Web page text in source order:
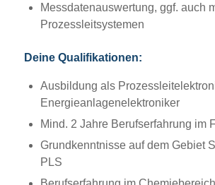
Messdatenauswertung, ggf. auch
Prozessleitsystemen
Deine Qualifikationen:
Ausbildung als
Energieanlagenelektroniker
Mind. 2 Jahre Berufserfahrung im
Grundkenntnisse auf dem Gebiet
PLS